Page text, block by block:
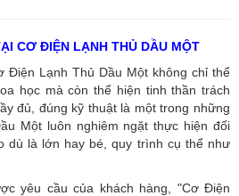
CƠ ĐIỆN LẠNH THỦ DẦU MỘT
Điện Lạnh Thủ Dầu Một không chỉ thể
học mà còn thể hiện tinh thần trách
đủ, đúng kỹ thuật là một trong những
Một luôn nghiêm ngặt thực hiện đối
dù là lớn hay bé, quy trình cụ thể như
yêu cầu của khách hàng, "Cơ Điện